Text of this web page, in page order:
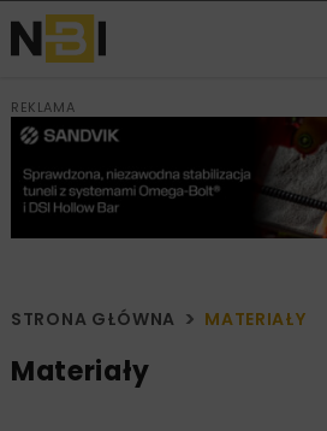
REKLAMA
STRONA GŁÓWNA MATERIAŁY
Materiały